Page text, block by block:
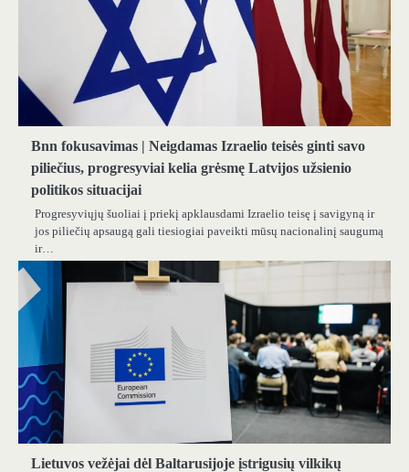
Bnn fokusavimas | Neigdamas Izraelio teisės ginti savo
piliečius, progresyviai kelia grėsmę Latvijos užsienio
politikos situacijai
Progresyviųjų šuoliai į priekį apklausdami Izraelio teisę į savigyną ir
jos piliečių apsaugą gali tiesiogiai paveikti mūsų nacionalinį saugumą
ir…
Lietuvos vežėjai dėl Baltarusijoje įstrigusių vilkikų